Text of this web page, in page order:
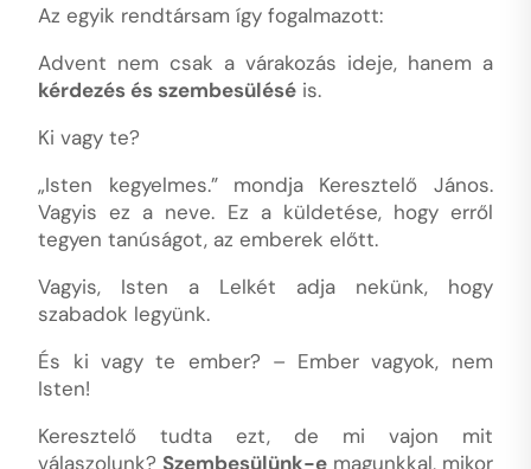
Az egyik rendtársam így fogalmazott:
Advent nem csak a várakozás ideje, hanem a
kérdezés és szembesülésé is.
Ki vagy te?
„Isten kegyelmes.” mondja Keresztelő János.
Vagyis ez a neve. Ez a küldetése, hogy erről
tegyen tanúságot, az emberek előtt.
Vagyis, Isten a Lelkét adja nekünk, hogy
szabadok legyünk.
És ki vagy te ember? – Ember vagyok, nem
Isten!
Keresztelő tudta ezt, de mi vajon mit
válaszolunk? Szembesülünk-e magunkkal, mikor